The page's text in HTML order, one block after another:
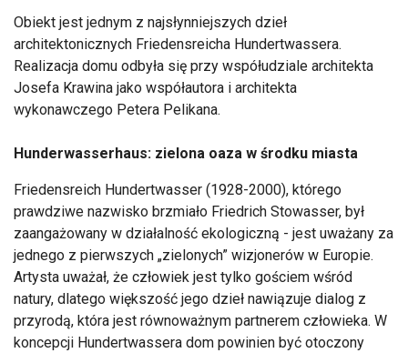
Obiekt jest jednym z najsłynniejszych dzieł
architektonicznych Friedensreicha Hundertwassera.
Realizacja domu odbyła się przy współudziale architekta
Josefa Krawina jako współautora i architekta
wykonawczego Petera Pelikana.
Hunderwasserhaus: zielona oaza w środku miasta
Friedensreich Hundertwasser (1928-2000), którego
prawdziwe nazwisko brzmiało Friedrich Stowasser, był
zaangażowany w działalność ekologiczną - jest uważany za
jednego z pierwszych „zielonych” wizjonerów w Europie.
Artysta uważał, że człowiek jest tylko gościem wśród
natury, dlatego większość jego dzieł nawiązuje dialog z
przyrodą, która jest równoważnym partnerem człowieka. W
koncepcji Hundertwassera dom powinien być otoczony